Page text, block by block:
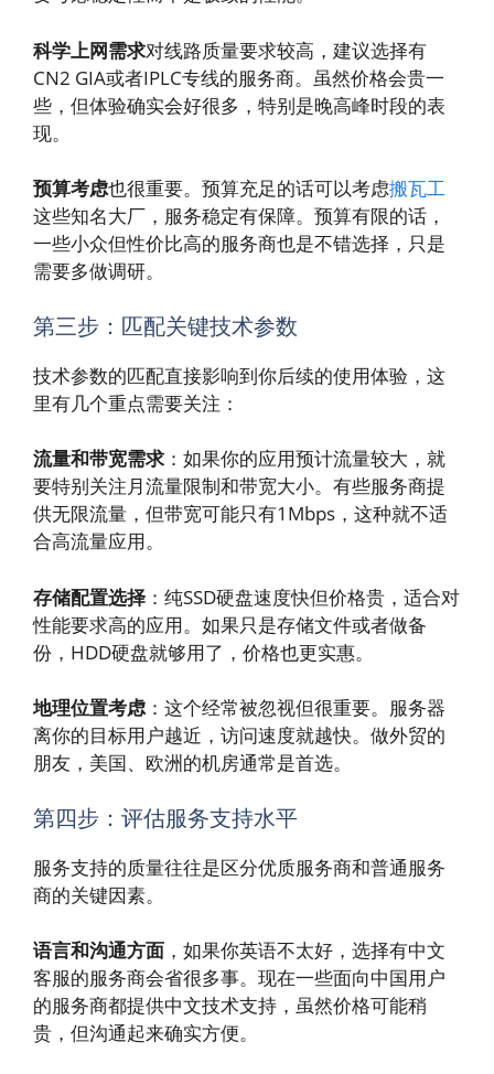
科学上网需求对线路质量要求较高，建议选择有
CN2 GIA或者IPLC专线的服务商。虽然价格会贵一
些，但体验确实会好很多，特别是晚高峰时段的表
现。
预算考虑也很重要。预算充足的话可以考虑搬瓦工
这些知名大厂，服务稳定有保障。预算有限的话，
一些小众但性价比高的服务商也是不错选择，只是
需要多做调研。
第三步：匹配关键技术参数
技术参数的匹配直接影响到你后续的使用体验，这
里有几个重点需要关注：
流量和带宽需求 ：如果你的应用预计流量较大，就
要特别关注月流量限制和带宽大小。有些服务商提
供无限流量，但带宽可能只有1Mbps，这种就不适
合高流量应用。
存储配置选择 ：纯SSD硬盘速度快但价格贵，适合对
性能要求高的应用。如果只是存储文件或者做备
份，HDD硬盘就够用了，价格也更实惠。
地理位置考虑：这个经常被忽视但很重要。服务器
离你的目标用户越近，访问速度就越快。做外贸的
朋友，美国、欧洲的机房通常是首选。
第四步：评估服务支持水平
服务支持的质量往往是区分优质服务商和普通服务
商的关键因素。
语言和沟通方面 ，如果你英语不太好，选择有中文
客服的服务商会省很多事。现在一些面向中国用户
的服务商都提供中文技术支持，虽然价格可能稍
贵，但沟通起来确实方便。